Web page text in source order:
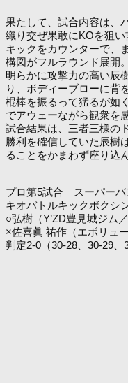
果たして、試合内容は、
織り交ぜ果敢にKOを狙
キックをカウンターで、
構図がフルラウンド展開。
明らかに攻撃力の高い辰
り、ボディーブローに背
棍棒を振るって猛るが如
でアウェーながら観衆を
試合結果は、三者三様の
勝利を確信していた辰樹
ることをかまわず座り込
プロ第5試合 スーパー
キオバトルキックボクシ
○弘樹（Y’ZD豊見城ジム／
×佐喜眞 祐作（エボリュ
判定2-0（30-28、30-29、